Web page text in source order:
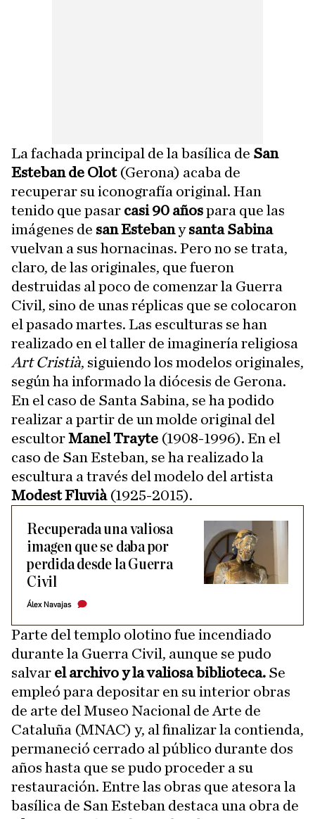
La fachada principal de la basílica de San
Esteban de Olot(Gerona) acaba de
recuperar su iconografía original. Han
tenido que pasar casi 90 añospara que las
imágenes de san Estebanysanta Sabina
vuelvan a sus hornacinas. Pero no se trata,
claro, de las originales, que fueron
destruidas al poco de comenzar la Guerra
Civil, sino de unas réplicas que se colocaron
el pasado martes. Las esculturas se han
realizado en el taller de imaginería religiosa
Art Cristià, siguiendo los modelos originales,
según ha informado la diócesis de Gerona.
En el caso de Santa Sabina, se ha podido
realizar a partir de un molde original del
escultorManel Trayte (1908-1996). En el
caso de San Esteban, se ha realizado la
escultura a través del modelo del artista
Modest Fluvià(1925-2015).
Recuperada una valiosa
imagen que se daba por
perdida desde la Guerra
Civil
Álex Navajas
Parte del templo olotino fue incendiado
durante la Guerra Civil, aunque se pudo
salvar el archivo y la valiosa biblioteca. Se
empleó para depositar en su interior obras
de arte del Museo Nacional de Arte de
Cataluña (MNAC) y, al finalizar la contienda,
permaneció cerrado al público durante dos
años hasta que se pudo proceder a su
restauración. Entre las obras que atesora la
basílica de San Esteban destaca una obra de